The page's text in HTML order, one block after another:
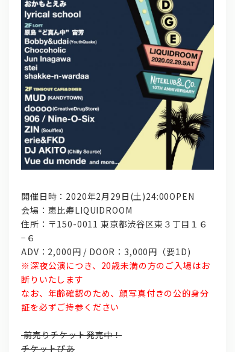
開催日時：2020年2月29日(土)24:00OPEN
会場：恵比寿LIQUIDROOM
住所：〒150-0011 東京都渋谷区東３丁目１６
−６
ADV：2,000円 / DOOR：3,000円（要1D)
※深夜公演につき、20歳未満の方のご入場はお
断りいたします
なお、年齢確認のため、顔写真付きの公的身分
証を必ずご持参ください
前売りチケット発売中！
チケットぴあ